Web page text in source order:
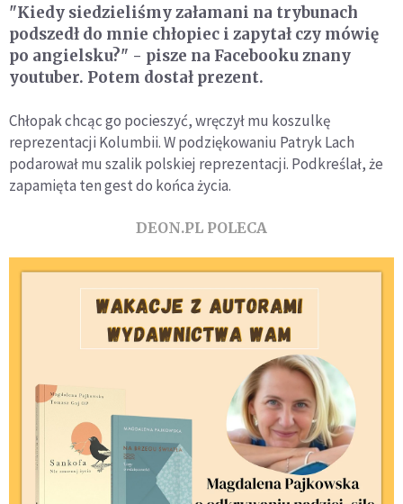
"Kiedy siedzieliśmy załamani na trybunach
podszedł do mnie chłopiec i zapytał czy mówię
po angielsku?" - pisze na Facebooku znany
youtuber. Potem dostał prezent.
Chłopak chcąc go pocieszyć, wręczył mu koszulkę
reprezentacji Kolumbii. W podziękowaniu Patryk Lach
podarował mu szalik polskiej reprezentacji. Podkreślał, że
zapamięta ten gest do końca życia.
DEON.PL POLECA